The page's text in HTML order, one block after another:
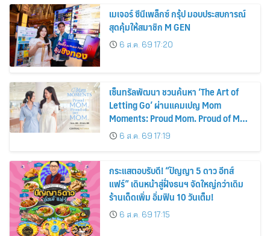
เมเจอร์ ซีนีเพล็กซ์ กรุ้ป มอบประสบการณ์
สุดคุ้มให้สมาชิก M GEN
6 ส.ค. 69 17:20
เซ็นทรัลพัฒนา ชวนค้นหา ‘The Art of
Letting Go’ ผ่านแคมเปญ Mom
Moments: Proud Mom. Proud of My
Mom.6 ส.ค. 69 17:19
กระแสตอบรับดี! “ปัญญา 5 ดาว อีทส์
แฟร์” เดินหน้าสู่ฝั่งธนฯ จัดใหญ่กว่าเดิม
ร้านเด็ดเพิ่ม อิ่มฟิน 10 วันเต็ม!
6 ส.ค. 69 17:15